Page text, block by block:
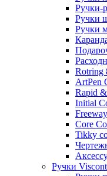
Ручки-
Ручки
Ручки
Rotring
ArtPen
Rapid
Initial
Core
Tikky
Ручки